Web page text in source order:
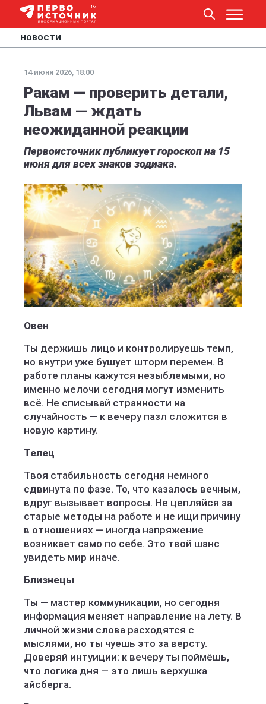
НОВОСТИ
14 июня 2026, 18:00
Ракам — проверить детали,
Львам — ждать
неожиданной реакции
Первоисточник публикует гороскоп на 15
июня для всех знаков зодиака.
Овен
Ты держишь лицо и контролируешь темп,
но внутри уже бушует шторм перемен. В
работе планы кажутся незыблемыми, но
именно мелочи сегодня могут изменить
всё. Не списывай странности на
случайность — к вечеру пазл сложится в
новую картину.
Телец
Твоя стабильность сегодня немного
сдвинута по фазе. То, что казалось вечным,
вдруг вызывает вопросы. Не цепляйся за
старые методы на работе и не ищи причину
в отношениях — иногда напряжение
возникает само по себе. Это твой шанс
увидеть мир иначе.
Близнецы
Ты — мастер коммуникации, но сегодня
информация меняет направление на лету. В
личной жизни слова расходятся с
мыслями, но ты чуешь это за версту.
Доверяй интуиции: к вечеру ты поймёшь,
что логика дня — это лишь верхушка
айсберга.